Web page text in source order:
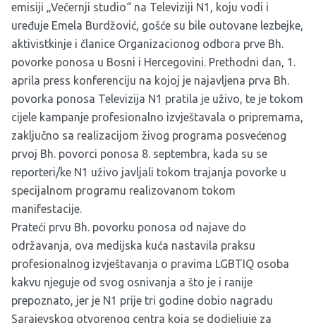
emisiji „Večernji studio“ na Televiziji N1, koju vodi i
uređuje Emela Burdžović, gošće su bile outovane lezbejke,
aktivistkinje i članice Organizacionog odbora prve Bh.
povorke ponosa u Bosni i Hercegovini. Prethodni dan, 1.
aprila press konferenciju na kojoj je najavljena prva Bh.
povorka ponosa Televizija N1 pratila je uživo, te je tokom
cijele kampanje profesionalno izvještavala o pripremama,
zaključno sa realizacijom živog programa posvećenog
prvoj Bh. povorci ponosa 8. septembra, kada su se
reporteri/ke N1 uživo javljali tokom trajanja povorke u
specijalnom programu realizovanom tokom
manifestacije.
Prateći prvu Bh. povorku ponosa od najave do
održavanja, ova medijska kuća nastavila praksu
profesionalnog izvještavanja o pravima LGBTIQ osoba
kakvu njeguje od svog osnivanja a što je i ranije
prepoznato, jer je N1 prije tri godine dobio nagradu
Sarajevskog otvorenog centra koja se dodjeljuje za